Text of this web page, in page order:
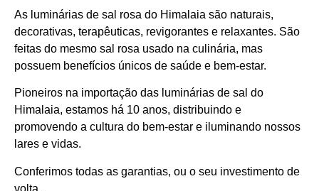
As luminárias de sal rosa do Himalaia são naturais,
decorativas, terapêuticas, revigorantes e relaxantes. São
feitas do mesmo sal rosa usado na culinária, mas
possuem benefícios únicos de saúde e bem-estar.
Pioneiros na importação das luminárias de sal do
Himalaia, estamos há 10 anos, distribuindo e
promovendo a cultura do bem-estar e iluminando nossos
lares e vidas.
Conferimos todas as garantias, ou o seu investimento de
volta.